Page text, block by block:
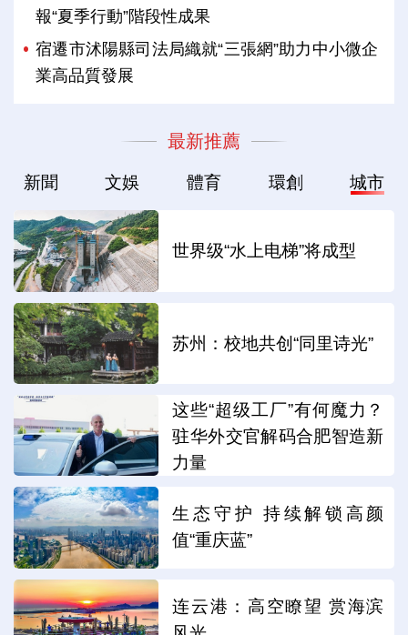
報“夏季行動”階段性成果
宿遷市沭陽縣司法局織就“三張網”助力中小微企
業高品質發展
最新推薦
新聞 文娛 體育 環創 城市
世界级“水上电梯”将成型
苏州：校地共创“同里诗光”
这些“超级工厂”有何魔力？
驻华外交官解码合肥智造新
力量
生态守护 持续解锁高颜
值“重庆蓝”
连云港：高空瞭望 赏海滨